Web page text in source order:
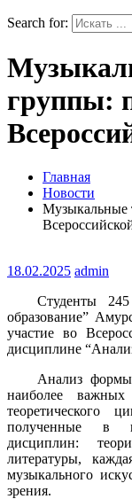
Search for:
группы:
Главная
Новости
Музыкальные
18.02.2025 admin
Студенты
образование”
участие во
дисциплине
Анализ
наиболее
теоретического
полученные в
дисциплин:
литературы,
музыкального
зрения.